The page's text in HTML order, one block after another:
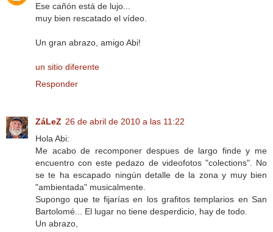
Ese cañón está de lujo...
muy bien rescatado el vídeo.
Un gran abrazo, amigo Abi!
un sitio diferente
Responder
ZáLeZ 26 de abril de 2010 a las 11:22
Hola Abi:
Me acabo de recomponer despues de largo finde y me
encuentro con este pedazo de videofotos "colections". No
se te ha escapado ningún detalle de la zona y muy bien
"ambientada" musicalmente.
Supongo que te fijarías en los grafitos templarios en San
Bartolomé... El lugar no tiene desperdicio, hay de todo.
Un abrazo,